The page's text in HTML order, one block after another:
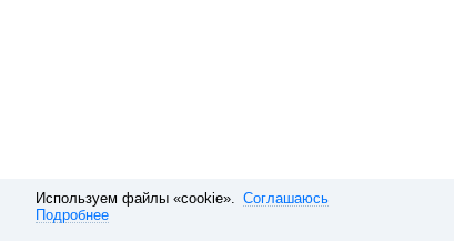
Используем файлы «cookie». Соглашаюсь
Подробнее